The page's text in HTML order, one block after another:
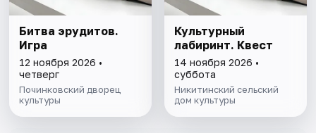
Битва эрудитов.
Игра
12 ноября 2026 •
четверг
Починковский дворец
культуры
Культурный
лабиринт. Квест
14 ноября 2026 •
суббота
Никитинский сельский
дом культуры